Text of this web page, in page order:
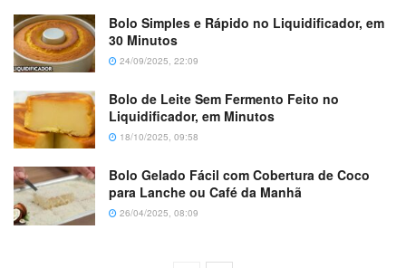
Bolo Simples e Rápido no Liquidificador, em
30 Minutos
24/09/2025, 22:09
Bolo de Leite Sem Fermento Feito no
Liquidificador, em Minutos
18/10/2025, 09:58
Bolo Gelado Fácil com Cobertura de Coco
para Lanche ou Café da Manhã
26/04/2025, 08:09